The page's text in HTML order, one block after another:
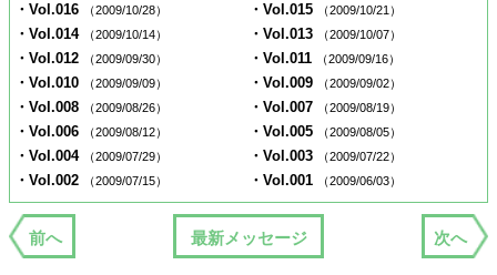
・Vol.016 （2009/10/28） ・Vol.015 （2009/10/21）
・Vol.014 （2009/10/14） ・Vol.013 （2009/10/07）
・Vol.012 （2009/09/30） ・Vol.011 （2009/09/16）
・Vol.010 （2009/09/09） ・Vol.009 （2009/09/02）
・Vol.008 （2009/08/26） ・Vol.007 （2009/08/19）
・Vol.006 （2009/08/12） ・Vol.005 （2009/08/05）
・Vol.004 （2009/07/29） ・Vol.003 （2009/07/22）
・Vol.002 （2009/07/15） ・Vol.001 （2009/06/03）
前へ 最新メッセージ 次へ